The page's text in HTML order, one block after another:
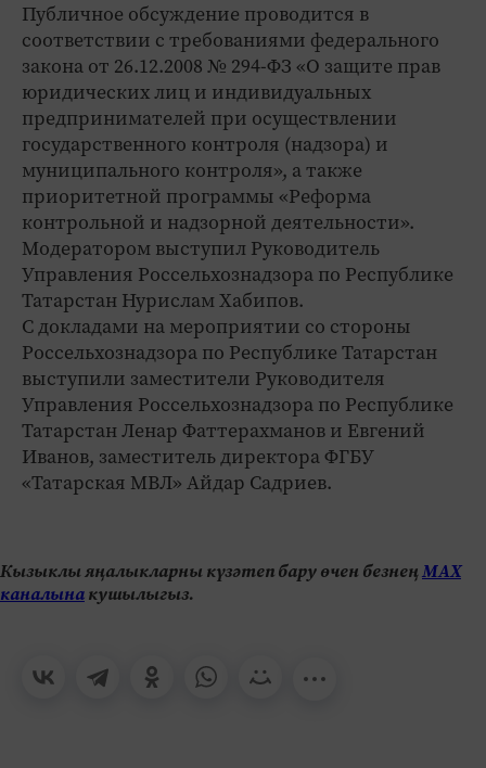
Публичное обсуждение проводится в
соответствии с требованиями федерального
закона от 26.12.2008 № 294-ФЗ «О защите прав
юридических лиц и индивидуальных
предпринимателей при осуществлении
государственного контроля (надзора) и
муниципального контроля», а также
приоритетной программы «Реформа
контрольной и надзорной деятельности».
Модератором выступил Руководитель
Управления Россельхознадзора по Республике
Татарстан Нурислам Хабипов.
С докладами на мероприятии со стороны
Россельхознадзора по Республике Татарстан
выступили заместители Руководителя
Управления Россельхознадзора по Республике
Татарстан Ленар Фаттерахманов и Евгений
Иванов, заместитель директора ФГБУ
«Татарская МВЛ» Айдар Садриев.
Кызыклы яңалыкларны күзәтеп бару өчен безнеңМАХ
каналынакушылыгыз.